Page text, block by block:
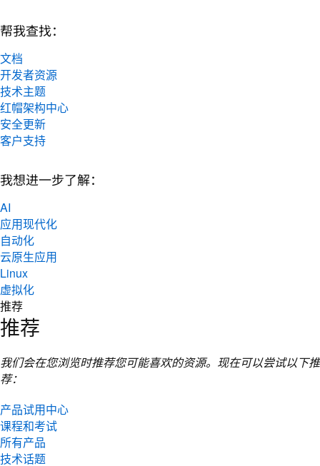
帮我查找：
文档
开发者资源
技术主题
红帽架构中心
安全更新
客户支持
我想进一步了解：
AI
应用现代化
自动化
云原生应用
Linux
虚拟化
推荐
推荐
我们会在您浏览时推荐您可能喜欢的资源。现在可以尝试以下推
荐：
产品试用中心
课程和考试
所有产品
技术话题